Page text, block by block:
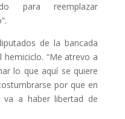
para reemplazar
de la bancada
hemiciclo. “Me atrevo a
lo que aquí se quiere
por que en
a haber libertad de